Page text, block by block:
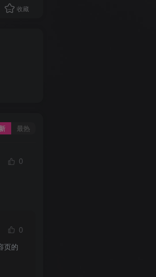
收藏
最热
0
0
页的